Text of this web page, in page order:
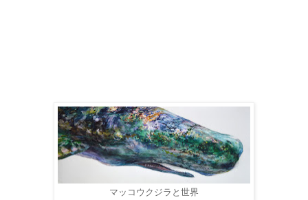
マッコウクジラと世界